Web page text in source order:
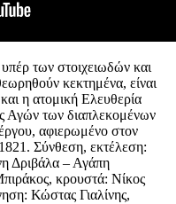
των στοιχειωδών και
κεκτημένα, είναι
η ατομική Ελευθερία
Αγών των διαπλεκομένων
αφιερωμένο στον
Σύνθεση, εκτέλεση:
Δριβάλα – Αγάπη
κρουστά: Νίκος
Κώστας Γιαλίνης,